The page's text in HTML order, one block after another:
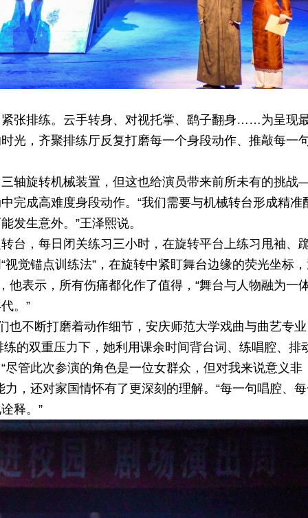
张排练。云手转身、对视托掌、鹞子翻身……为呈现
光，齐聚排练厅反复打磨每一个身段动作、推敲每一
轴旋转机械装置，但这也给演员带来前所未有的挑
完成高难度身段动作。“我们需要与机械转台形成精准
发生意外。”王泽熙说。
台，每日闭关练习三小时，在旋转平台上练习甩袖、
觉锚点训练法”，在旋转中紧盯舞台边缘的荧光坐标
他表示，所有伤痛都化作了值得，“舞台与人物融为一
。”
也不断打磨着动作细节，安庆师范大学戏曲与曲艺专业
的双重压力下，她利用课余时间背台词、练唱腔、排
管此次参演的角色是一位女群众，但对我来说意义非
，还对家国情怀有了更深刻的理解。“每一句唱腔、
释。”